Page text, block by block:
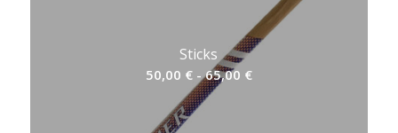
Sticks
50,00 € - 65,00 €Rango